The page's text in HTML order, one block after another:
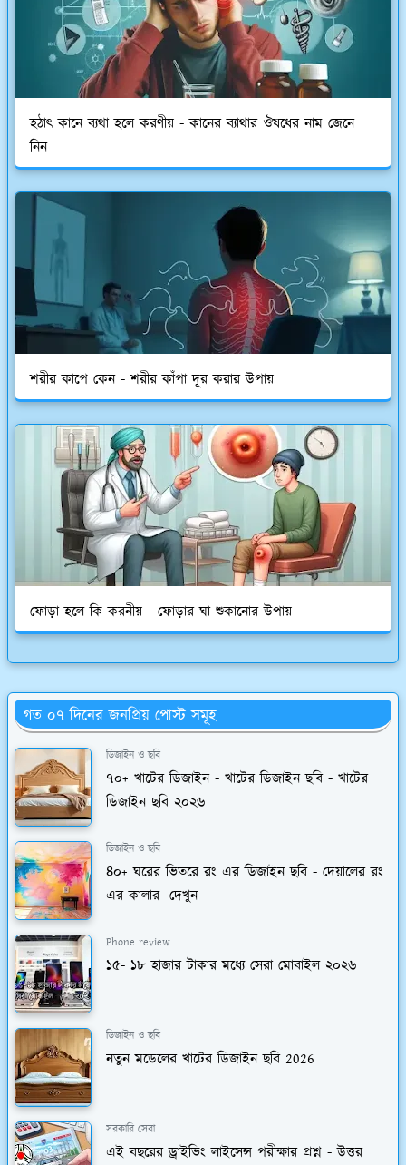
হঠাৎ কানে ব্যথা হলে করণীয় - কানের ব্যাথার ঔষধের নাম জেনে
নিন
শরীর কাপে কেন - শরীর কাঁপা দূর করার উপায়
ফোড়া হলে কি করনীয় - ফোড়ার ঘা শুকানোর উপায়
গত ০৭ দিনের জনপ্রিয় পোস্ট সমূহ
ডিজাইন ও ছবি
৭০+ খাটের ডিজাইন - খাটের ডিজাইন ছবি - খাটের
ডিজাইন ছবি ২০২৬
ডিজাইন ও ছবি
৪০+ ঘরের ভিতরে রং এর ডিজাইন ছবি - দেয়ালের রং
এর কালার- দেখুন
Phone review
১৫- ১৮ হাজার টাকার মধ্যে সেরা মোবাইল ২০২৬
ডিজাইন ও ছবি
নতুন মডেলের খাটের ডিজাইন ছবি 2026
সরকারি সেবা
এই বছরের ড্রাইভিং লাইসেন্স পরীক্ষার প্রশ্ন - উত্তর